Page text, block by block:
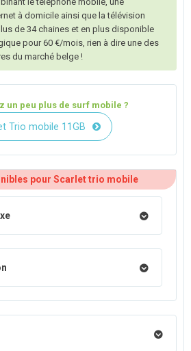
à domicile ainsi que la télévision
de 34 chaines et en plus disponible
pour 60 €/mois, rien à dire une des
du marché belge !
un peu plus de surf mobile ?
Trio mobile 11GB
pour Scarlet trio mobile